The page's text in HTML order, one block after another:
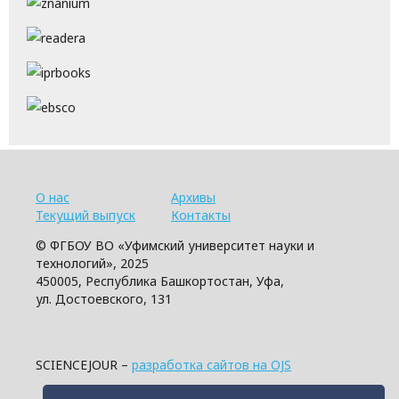
О нас
Текущий выпуск
Архивы
Контакты
© ФГБОУ ВО «Уфимский университет науки и
технологий», 2025
450005, Республика Башкортостан, Уфа,
ул. Достоевского, 131
SCIENCEJOUR – разработка сайтов на OJS